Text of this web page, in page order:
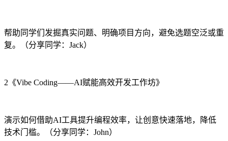
帮助同学们发掘真实问题、明确项目方向，避免选题空泛或重
复。（分享同学：Jack）
2《Vibe Coding——AI赋能高效开发工作坊》
演示如何借助AI工具提升编程效率，让创意快速落地，降低
技术门槛。（分享同学：John）